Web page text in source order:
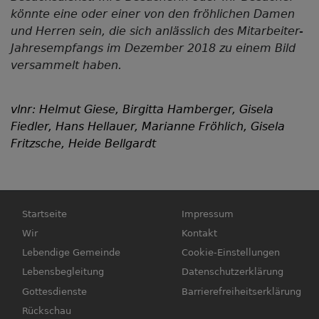
könnte eine oder einer von den fröhlichen Damen
und Herren sein, die sich anlässlich des Mitarbeiter-
Jahresempfangs im Dezember 2018 zu einem Bild
versammelt haben.
vlnr: Helmut Giese, Birgitta Hamberger, Gisela
Fiedler, Hans Hellauer, Marianne Fröhlich, Gisela
Fritzsche, Heide Bellgardt
Hauptnavigation
Startseite
Wir
Lebendige Gemeinde
Lebensbegleitung
Gottesdienste
Rückschau
Fußbereichsmenü
Impressum
Kontakt
Cookie-Einstellungen
Datenschutzerklärung
Barrierefreiheitserklärung